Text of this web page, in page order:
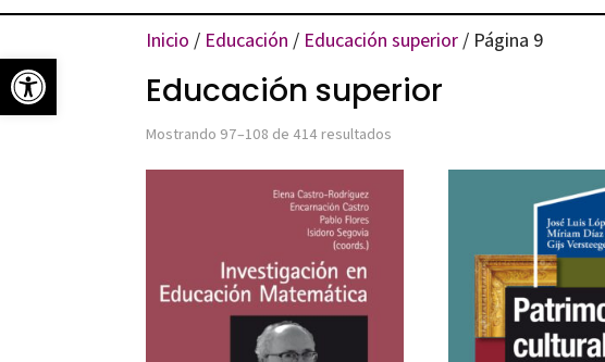
Abrir barra de herramientas
Inicio / Educación / Educación superior / Página 9
Educación superior
Mostrando 97–108 de 414 resultados
por